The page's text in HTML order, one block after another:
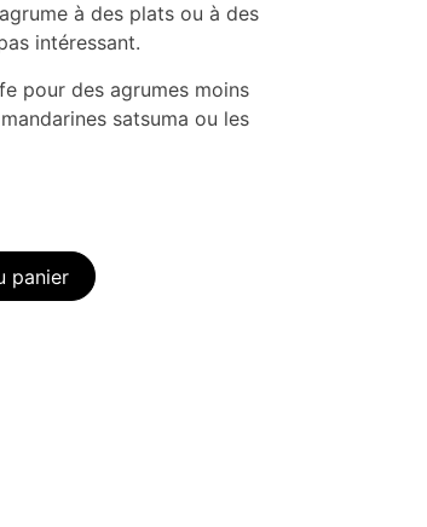
à des plats ou à des
intéressant.
pour des agrumes moins
satsuma ou les
panier